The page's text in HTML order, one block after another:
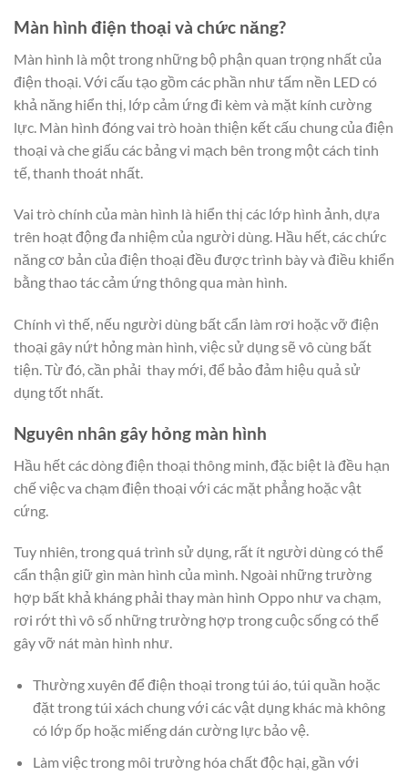
Màn hình điện thoại và chức năng?
Màn hình là một trong những bộ phận quan trọng nhất của
điện thoại. Với cấu tạo gồm các phần như tấm nền LED có
khả năng hiển thị, lớp cảm ứng đi kèm và mặt kính cường
lực. Màn hình đóng vai trò hoàn thiện kết cấu chung của điện
thoại và che giấu các bảng vi mạch bên trong một cách tinh
tế, thanh thoát nhất.
Vai trò chính của màn hình là hiển thị các lớp hình ảnh, dựa
trên hoạt động đa nhiệm của người dùng. Hầu hết, các chức
năng cơ bản của điện thoại đều được trình bày và điều khiển
bằng thao tác cảm ứng thông qua màn hình.
Chính vì thế, nếu người dùng bất cẩn làm rơi hoặc vỡ điện
thoại gây nứt hỏng màn hình, việc sử dụng sẽ vô cùng bất
tiện. Từ đó, cần phải thay mới, để bảo đảm hiệu quả sử
dụng tốt nhất.
Nguyên nhân gây hỏng màn hình
Hầu hết các dòng điện thoại thông minh, đặc biệt là đều hạn
chế việc va chạm điện thoại với các mặt phẳng hoặc vật
cứng.
Tuy nhiên, trong quá trình sử dụng, rất ít người dùng có thể
cẩn thận giữ gìn màn hình của mình. Ngoài những trường
hợp bất khả kháng phải thay màn hình Oppo như va chạm,
rơi rớt thì vô số những trường hợp trong cuộc sống có thể
gây vỡ nát màn hình như.
Thường xuyên để điện thoại trong túi áo, túi quần hoặc
đặt trong túi xách chung với các vật dụng khác mà không
có lớp ốp hoặc miếng dán cường lực bảo vệ.
Làm việc trong môi trường hóa chất độc hại, gần với